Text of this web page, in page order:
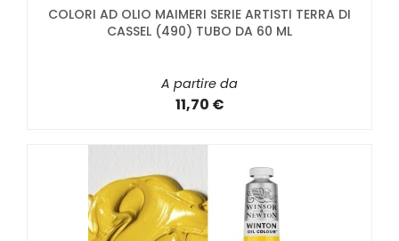
COLORI AD OLIO MAIMERI SERIE ARTISTI TERRA DI
CASSEL (490) TUBO DA 60 ML
A partire da
11,70 €